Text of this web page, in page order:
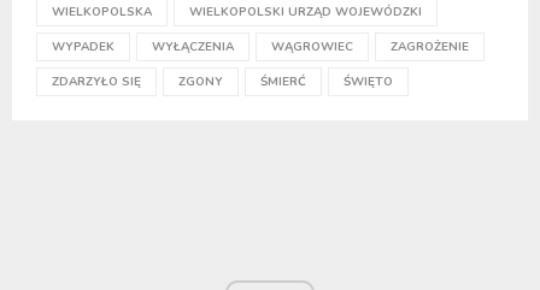
WIELKOPOLSKA WIELKOPOLSKI URZĄD WOJEWÓDZKI
WYPADEK WYŁĄCZENIA WĄGROWIEC ZAGROŻENIE
ZDARZYŁO SIĘ ZGONY ŚMIERĆ ŚWIĘTO